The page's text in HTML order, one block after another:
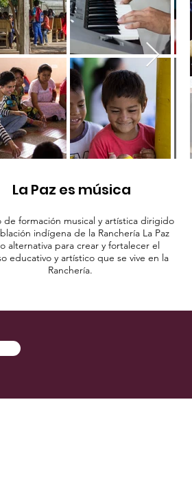
La Paz es música
de formación musical y artística dirigido
indígena de la Ranchería La Paz
alternativa para crear y fortalecer el
educativo y artístico que se vive en la
Ranchería.